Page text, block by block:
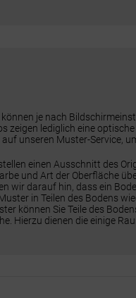
je nach
zeigen lediglich eine
unseren Muster-Service,
einen Ausschnitt des
und Art der Oberfläche
wir darauf hin, dass ein
in Teilen des Bodens
können Sie Teile des
Hierzu dienen die einige